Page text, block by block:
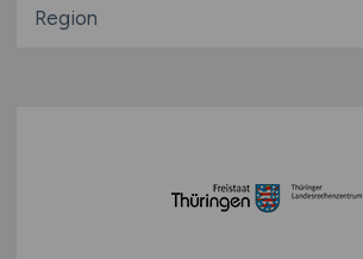
befristete Anstellung
geringfügige Beschäftigung / Minijob
Region